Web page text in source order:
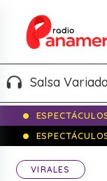
Salsa Variada |
VIRALES